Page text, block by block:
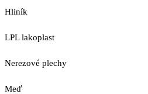
Hliník
LPL lakoplast
Nerezové plechy
Meď